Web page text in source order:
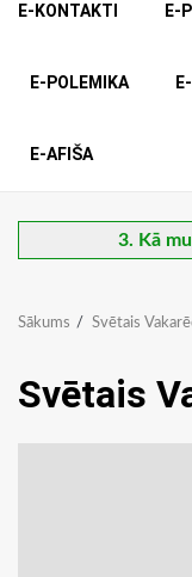
E-KONTAKTI E-
E-POLEMIKA
E-AFIŠA
3. Kā
Sākums Svētais
Svētais